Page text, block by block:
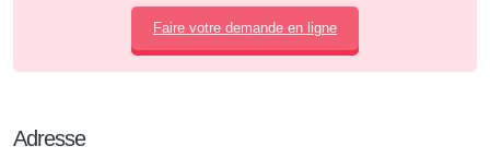
Faire votre demande en ligne
Adresse